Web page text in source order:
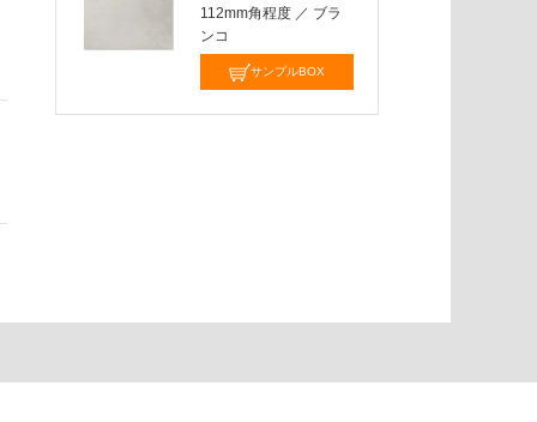
112mm角程度 ／ ブラ
ンコ
サンプルBOX